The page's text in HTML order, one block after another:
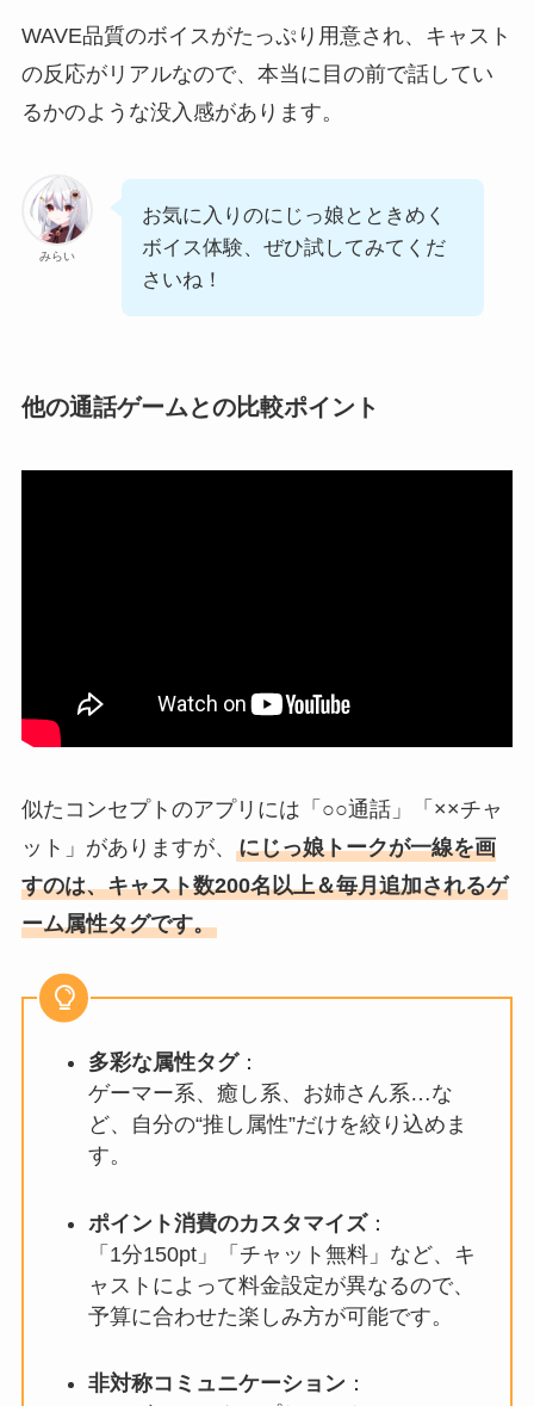
WAVE品質のボイスがたっぷり用意され、キャスト
の反応がリアルなので、本当に目の前で話してい
るかのような没入感があります。
みらい
お気に入りのにじっ娘とときめく
ボイス体験、ぜひ試してみてくだ
さいね！
他の通話ゲームとの比較ポイント
似たコンセプトのアプリには「○○通話」「××チャ
ット」がありますが、 にじっ娘トークが一線を画
すのは、キャスト数200名以上＆毎月追加されるゲ
ーム属性タグです。
多彩な属性タグ：
ゲーマー系、癒し系、お姉さん系…な
ど、自分の“推し属性”だけを絞り込めま
す。
ポイント消費のカスタマイズ：
「1分150pt」「チャット無料」など、キ
ャストによって料金設定が異なるので、
予算に合わせた楽しみ方が可能です。
非対称コミュニケーション：